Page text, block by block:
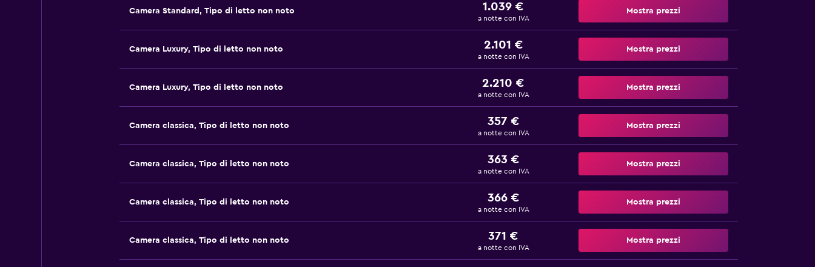
Camera Standard, Tipo di letto non noto 1.039 €
a notte con IVA
Mostra prezzi
Camera Luxury, Tipo di letto non noto 2.101 €
a notte con IVA
Mostra prezzi
Camera Luxury, Tipo di letto non noto 2.210 €
a notte con IVA
Mostra prezzi
Camera classica, Tipo di letto non noto 357 €
a notte con IVA
Mostra prezzi
Camera classica, Tipo di letto non noto 363 €
a notte con IVA
Mostra prezzi
Camera classica, Tipo di letto non noto 366 €
a notte con IVA
Mostra prezzi
Camera classica, Tipo di letto non noto 371 €
a notte con IVA
Mostra prezzi